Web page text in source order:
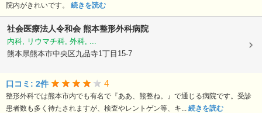
院内がきれいです。 続きを読む
社会医療法人令和会 熊本整形外科病院
内科, リウマチ科, 外科, ...
熊本県熊本市中央区九品寺1丁目15-7
口コミ: 2件 4
整形外科では熊本市内でも有名で『ああ、熊整ね。』で通じる病院です。受診
患者数も多く待たされますが、検査やレントゲン等、キ... 続きを読む